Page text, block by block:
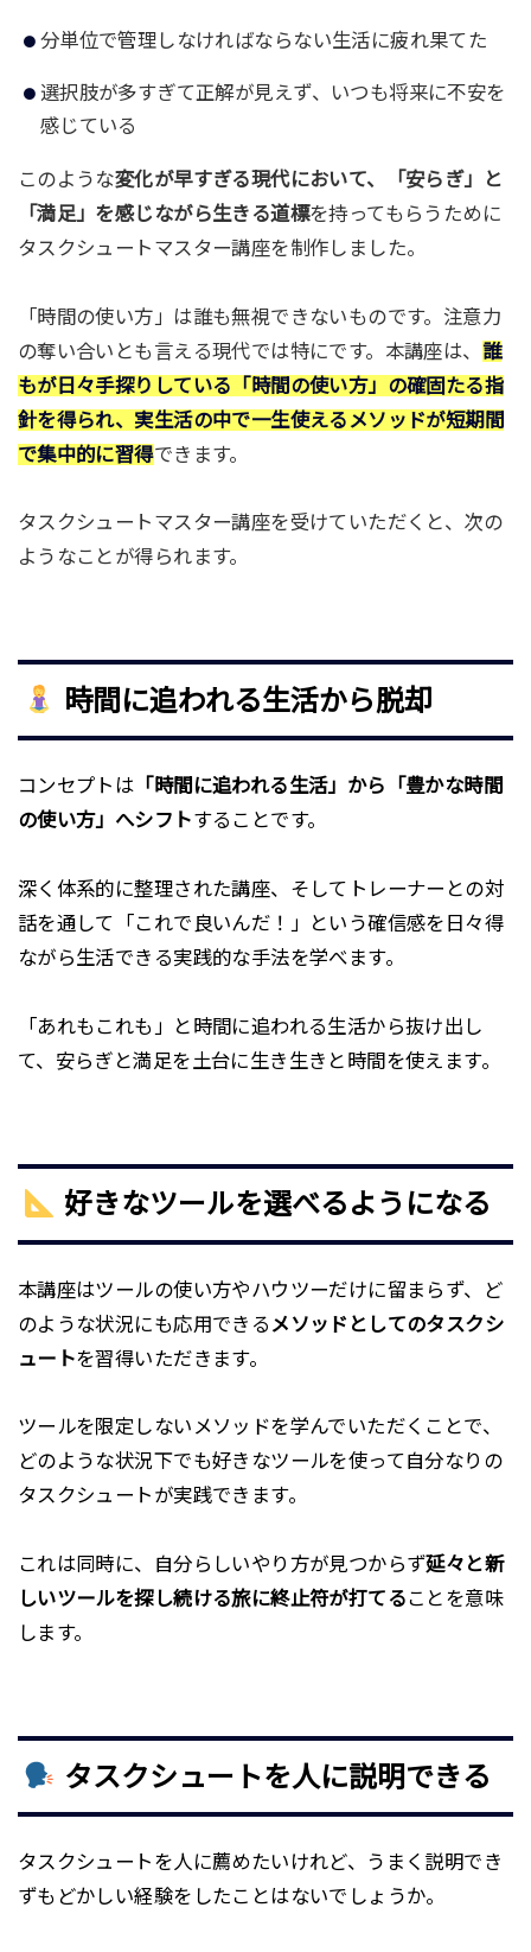
分単位で管理しなければならない生活に疲れ果てた
選択肢が多すぎて正解が見えず、いつも将来に不安を
感じている
このような変化が早すぎる現代において、「安らぎ」と
「満足」を感じながら生きる道標を持ってもらうために
タスクシュートマスター講座を制作しました。
「時間の使い方」は誰も無視できないものです。注意力
の奪い合いとも言える現代では特にです。本講座は、 誰
もが日々手探りしている「時間の使い方」の確固たる指
針を得られ、実生活の中で一生使えるメソッドが短期間
で集中的に習得できます。
タスクシュートマスター講座を受けていただくと、次の
ようなことが得られます。
時間に追われる生活から脱却
コンセプトは 「時間に追われる生活」から「豊かな時間
の使い方」へシフトすることです。
深く体系的に整理された講座、そしてトレーナーとの対
話を通して「これで良いんだ！」という確信感を日々得
ながら生活できる実践的な手法を学べます。
「あれもこれも」と時間に追われる生活から抜け出し
て、安らぎと満足を土台に生き生きと時間を使えます。
好きなツールを選べるようになる
本講座はツールの使い方やハウツーだけに留まらず、ど
のような状況にも応用できる メソッドとしてのタスクシ
ュートを習得いただきます。
ツールを限定しないメソッドを学んでいただくことで、
どのような状況下でも好きなツールを使って自分なりの
タスクシュートが実践できます。
これは同時に、自分らしいやり方が見つからず延々と新
しいツールを探し続ける旅に終止符が打てることを意味
します。
タスクシュートを人に説明できる
タスクシュートを人に薦めたいけれど、うまく説明でき
ずもどかしい経験をしたことはないでしょうか。